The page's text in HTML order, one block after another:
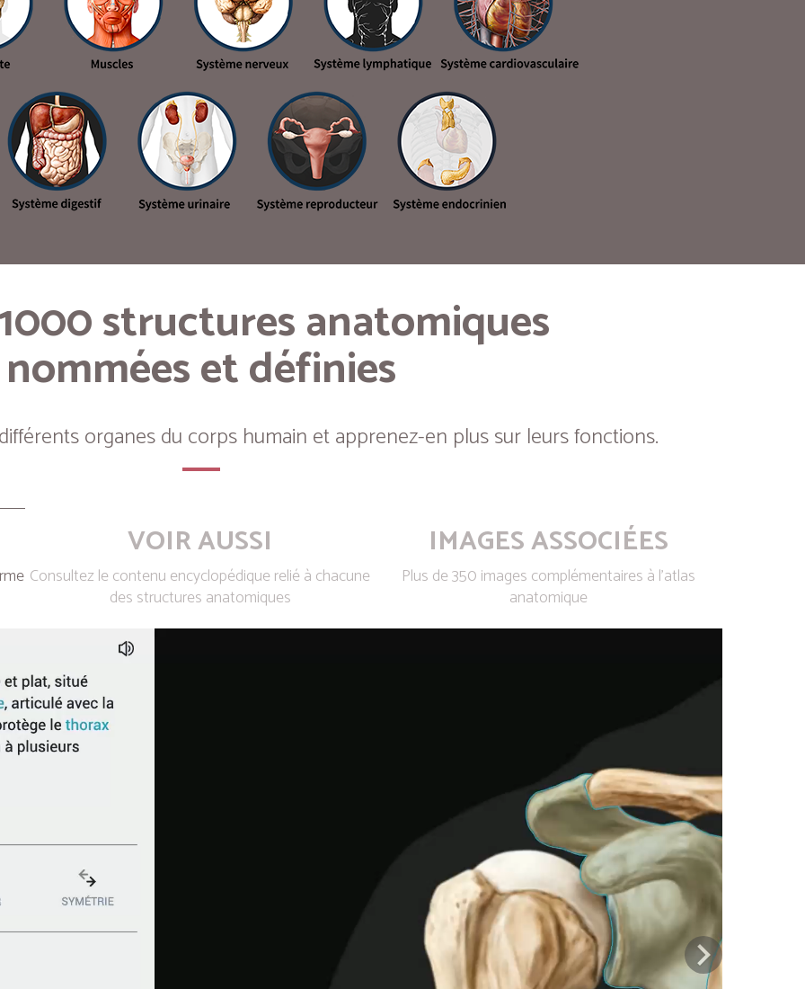
structures anatomiques
nommées et définies
organes du corps humain et apprenez-en plus sur leurs fonctions.
VOIR AUSSI
Consultez le contenu encyclopédique relié à chacune
des structures anatomiques
IMAGES ASSOCIÉES
Plus de 350 images complémentaires à l’atlas
anatomique